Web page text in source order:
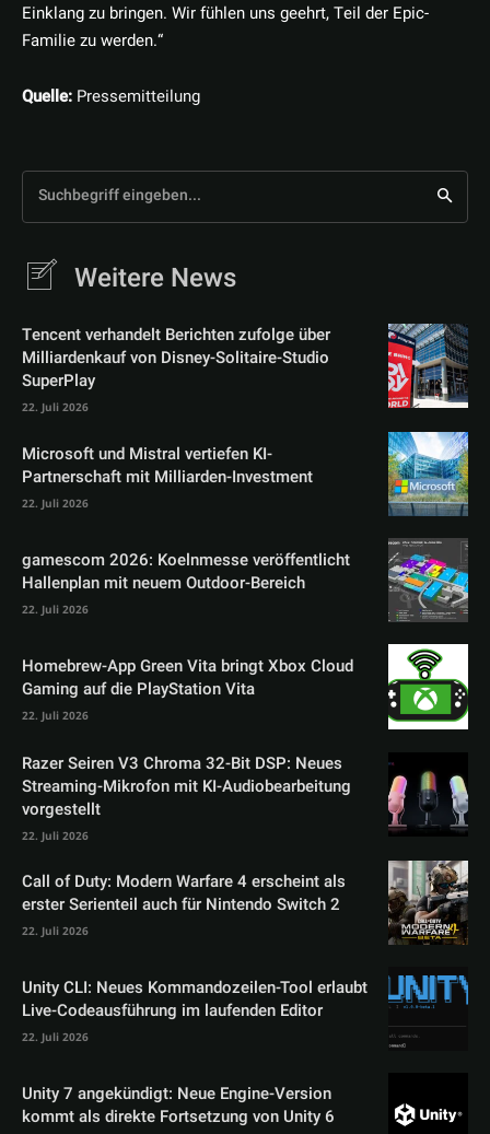
Einklang zu bringen. Wir fühlen uns geehrt, Teil der Epic-
Familie zu werden.“
Quelle: Pressemitteilung
Suchbegriff eingeben...
Weitere News
Tencent verhandelt Berichten zufolge über
Milliardenkauf von Disney-Solitaire-Studio
SuperPlay
22. Juli 2026
Microsoft und Mistral vertiefen KI-
Partnerschaft mit Milliarden-Investment
22. Juli 2026
gamescom 2026: Koelnmesse veröffentlicht
Hallenplan mit neuem Outdoor-Bereich
22. Juli 2026
Homebrew-App Green Vita bringt Xbox Cloud
Gaming auf die PlayStation Vita
22. Juli 2026
Razer Seiren V3 Chroma 32-Bit DSP: Neues
Streaming-Mikrofon mit KI-Audiobearbeitung
vorgestellt
22. Juli 2026
Call of Duty: Modern Warfare 4 erscheint als
erster Serienteil auch für Nintendo Switch 2
22. Juli 2026
Unity CLI: Neues Kommandozeilen-Tool erlaubt
Live-Codeausführung im laufenden Editor
22. Juli 2026
Unity 7 angekündigt: Neue Engine-Version
kommt als direkte Fortsetzung von Unity 6